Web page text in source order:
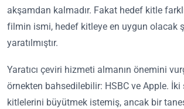
akşamdan kalmadır. Fakat hedef kitle
filmin ismi, hedef kitleye en uygun olacak
yaratılmıştır.
Yaratıcı çeviri hizmeti almanın önemini
örnekten bahsedilebilir: HSBC ve Apple.
kitlelerini büyütmek istemiş, ancak bir